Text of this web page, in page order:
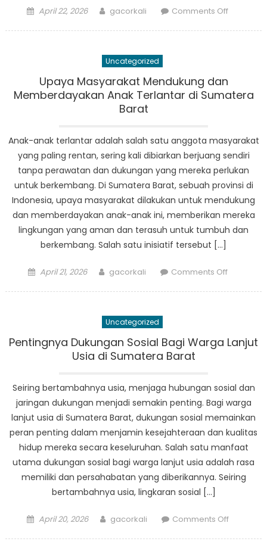
Posted
April 22, 2026 Author
gacorkali Comments Offon
Uncategorized
Upaya Masyarakat Mendukung dan
Memberdayakan Anak Terlantar di Sumatera
Barat
Anak-anak terlantar adalah salah satu anggota masyarakat
yang paling rentan, sering kali dibiarkan berjuang sendiri
tanpa perawatan dan dukungan yang mereka perlukan
untuk berkembang. Di Sumatera Barat, sebuah provinsi di
Indonesia, upaya masyarakat dilakukan untuk mendukung
dan memberdayakan anak-anak ini, memberikan mereka
lingkungan yang aman dan terasuh untuk tumbuh dan
berkembang. Salah satu inisiatif tersebut […]
Posted
April 21, 2026 Author
gacorkali Comments Offon
Anak
Sumatera
Barat
Uncategorized
Pentingnya Dukungan Sosial Bagi Warga Lanjut
Usia di Sumatera Barat
Seiring bertambahnya usia, menjaga hubungan sosial dan
jaringan dukungan menjadi semakin penting. Bagi warga
lanjut usia di Sumatera Barat, dukungan sosial memainkan
peran penting dalam menjamin kesejahteraan dan kualitas
hidup mereka secara keseluruhan. Salah satu manfaat
utama dukungan sosial bagi warga lanjut usia adalah rasa
memiliki dan persahabatan yang diberikannya. Seiring
bertambahnya usia, lingkaran sosial […]
Posted
April 20, 2026 Author
gacorkali Comments Offon